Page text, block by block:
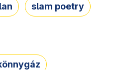
slam poetry